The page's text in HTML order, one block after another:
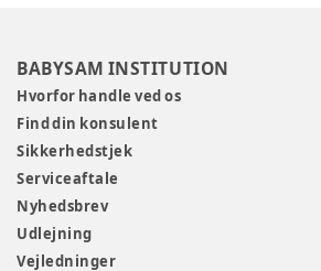
BABYSAM INSTITUTION
Hvorfor handle ved os
Find din konsulent
Sikkerhedstjek
Serviceaftale
Nyhedsbrev
Udlejning
Vejledninger